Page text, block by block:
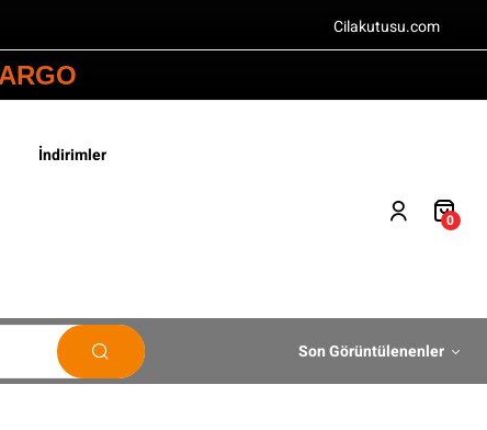
Cilakutusu.com
İndirimler
0
Son Görüntülenenler